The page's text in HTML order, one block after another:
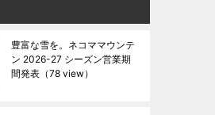
豊富な雪を。ネコママウンテ
ン 2026-27 シーズン営業期
間発表 （78 view）